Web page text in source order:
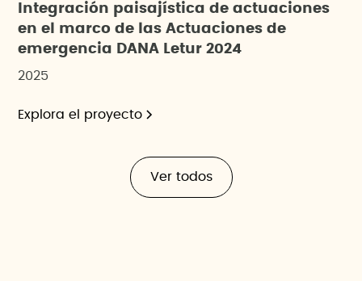
Integración paisajística de actuaciones
en el marco de las Actuaciones de
emergencia DANA Letur 2024
2025
Explora el proyecto
Ver todos